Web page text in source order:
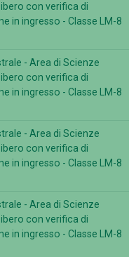
con verifica di
in ingresso - Classe LM-8
- Area di Scienze
con verifica di
in ingresso - Classe LM-8
- Area di Scienze
con verifica di
in ingresso - Classe LM-8
- Area di Scienze
con verifica di
in ingresso - Classe LM-8